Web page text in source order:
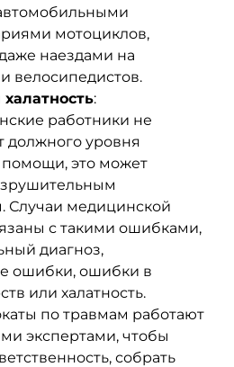
мотоциклов,
наездами на
велосипедистов.
:
работники не
должного уровня
это может
Случаи медицинской
с такими ошибками,
диагноз,
ошибки, ошибки в
или халатность.
по травмам работают
экспертами, чтобы
собрать